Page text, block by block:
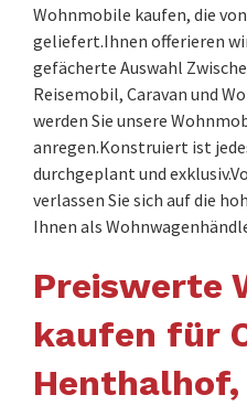
Wohnmobile kaufen, die
geliefert.Ihnen offerieren
gefächerte Auswahl
Reisemobil, Caravan und
werden Sie unsere
anregen.Konstruiert ist
durchgeplant und
verlassen Sie sich auf die
Ihnen als
Preiswerte
kaufen für
Henthalhof,